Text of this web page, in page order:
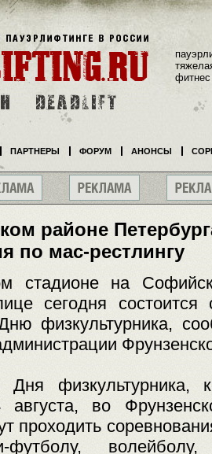
районе
по мас-рестлингу
стадионе на
сегодня состоится
физкультурника,
Дня физкультурника,
августа, во
проходить
футболу, волейболу,
фитнес
ПАРТНЕРЫ ФОРУМ АНОНСЫ